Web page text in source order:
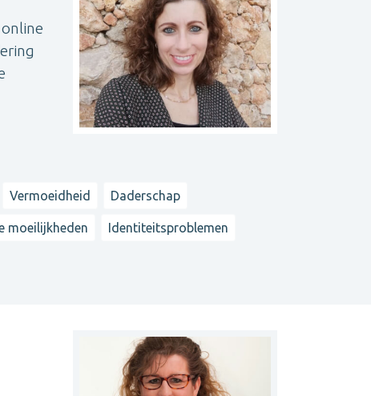
Vermoeidheid Daderschap
moeilijkheden Identiteitsproblemen